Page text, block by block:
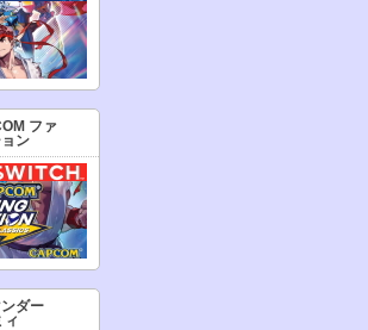
ファ
ン
ダー
ィ